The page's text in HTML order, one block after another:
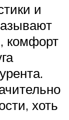
и
комфорт
хоть